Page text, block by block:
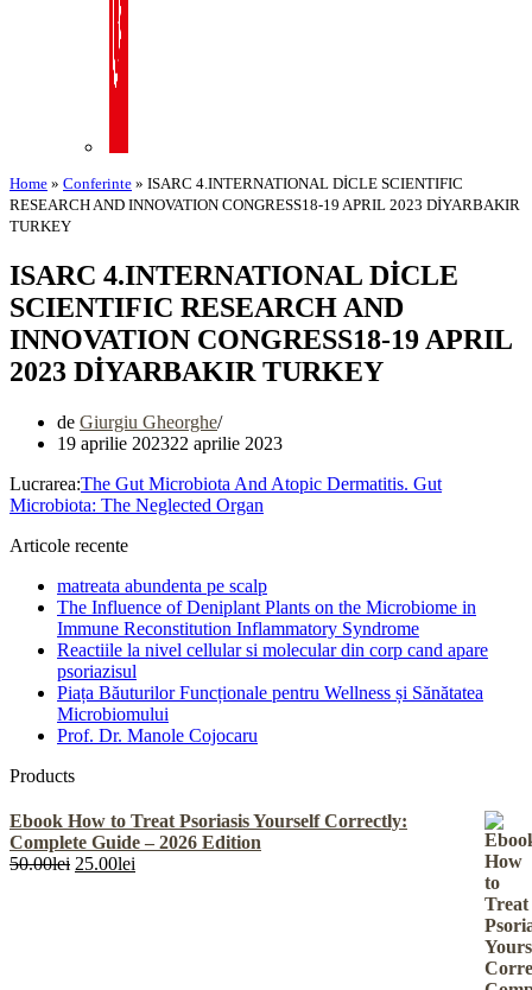
Home » Conferinte » ISARC 4.INTERNATIONAL DİCLE SCIENTIFIC
RESEARCH AND INNOVATION CONGRESS18-19 APRIL 2023 DİYARBAKIR
TURKEY
ISARC 4.INTERNATIONAL DİCLE
SCIENTIFIC RESEARCH AND
INNOVATION CONGRESS18-19 APRIL
2023 DİYARBAKIR TURKEY
de Giurgiu Gheorghe
19 aprilie 202322 aprilie 2023
Lucrarea:The Gut Microbiota And Atopic Dermatitis. Gut
Microbiota: The Neglected Organ
Articole recente
matreata abundenta pe scalp
The Influence of Deniplant Plants on the Microbiome in
Immune Reconstitution Inflammatory Syndrome
Reactiile la nivel cellular si molecular din corp cand apare
psoriazisul
Piața Băuturilor Funcționale pentru Wellness și Sănătatea
Microbiomului
Prof. Dr. Manole Cojocaru
Products
Ebook How to Treat Psoriasis Yourself Correctly:
Complete Guide – 2026 Edition
50.00lei Prețul
25.00lei